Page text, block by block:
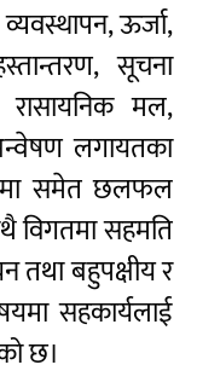
ऊर्जा,
सूचना
रासायनिक मल,
लगायतका
समेत छलफल
विगतमा सहमति
तथा बहुपक्षीय र
सहकार्यलाई
छ।